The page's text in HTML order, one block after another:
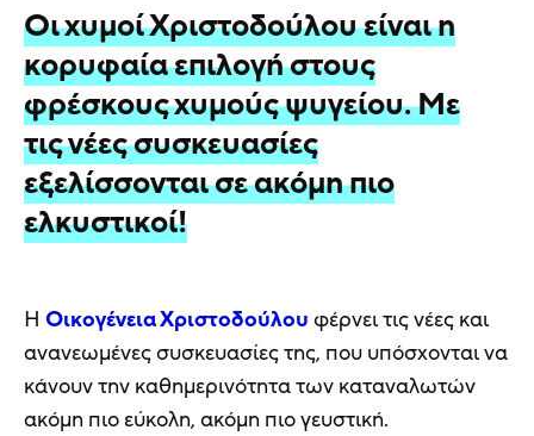
Οι χυμοί Χριστοδούλου είναι η
κορυφαία επιλογή στους
φρέσκους χυμούς ψυγείου. Με
τις νέες συσκευασίες
εξελίσσονται σε ακόμη πιο
ελκυστικοί!
Η Οικογένεια Χριστοδούλου φέρνει τις νέες και
ανανεωμένες συσκευασίες της, που υπόσχονται να
κάνουν την καθημερινότητα των καταναλωτών
ακόμη πιο εύκολη, ακόμη πιο γευστική.